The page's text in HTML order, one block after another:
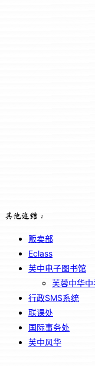
其他连结：
贩卖部
Eclass
芙中电子图书馆
芙蓉中华
行政SMS系统
联课处
国际事务处
芙中风华